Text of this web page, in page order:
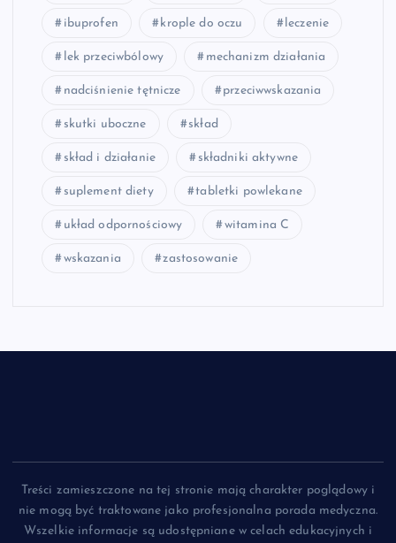
ibuprofen krople do oczu leczenie
lek przeciwbólowy mechanizm działania
nadciśnienie tętnicze przeciwwskazania
skutki uboczne skład
skład i działanie składniki aktywne
suplement diety tabletki powlekane
układ odpornościowy witamina C
wskazania zastosowanie
Treści zamieszczone na tej stronie mają charakter poglądowy i
nie mogą być traktowane jako profesjonalna porada medyczna.
Wszelkie informacje są udostępniane w celach edukacyjnych i